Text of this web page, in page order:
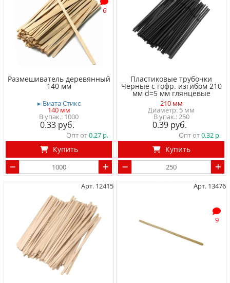
6
Размешиватель деревянный
140 мм
▸ Виата Стикс
140 мм
1000
0.33
Опт от0.27
Купить
Пластиковые трубочки
Черные с гофр. изгибом 210
мм d=5 мм глянцевые
210 мм
Диаметр: 5 мм
250
0.39
Опт от0.32
Купить
Арт. 12415 Арт. 13476
9